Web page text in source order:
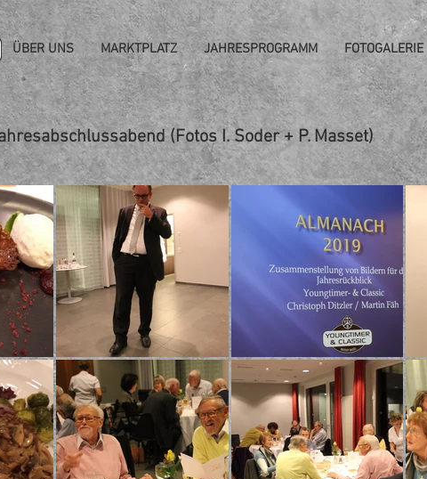
ÜBER UNS MARKTPLATZ JAHRESPROGRAMM FOTOGALERIE
(Fotos I. Soder + P. Masset)